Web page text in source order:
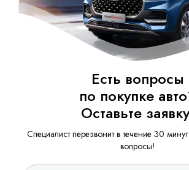
Есть вопросы
по покупке
Оставьте
Специалист перезвонит в течение 30 минут
вопросы!